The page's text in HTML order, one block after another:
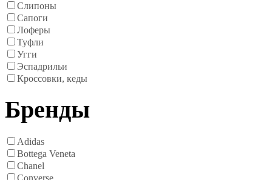
Слипоны
Сапоги
Лоферы
Туфли
Угги
Эспадрильи
Кроссовки, кеды
Бренды
Adidas
Bottega Veneta
Chanel
Converse